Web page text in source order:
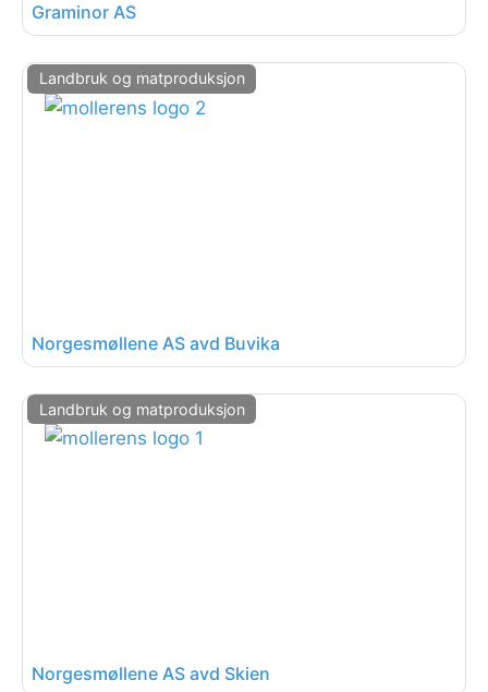
Graminor AS
Landbruk og matproduksjon
Norgesmøllene AS avd Buvika
Landbruk og matproduksjon
Norgesmøllene AS avd Skien